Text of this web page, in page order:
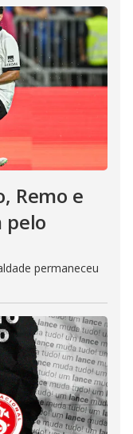
Remo e
pelo
permaneceu